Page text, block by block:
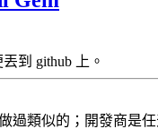
到 github 上。
類似的；開發商是